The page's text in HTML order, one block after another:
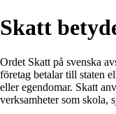
Skatt
Ordet Skatt på svenska
företag betalar till staten
eller egendomar. Skatt
verksamheter som skola,